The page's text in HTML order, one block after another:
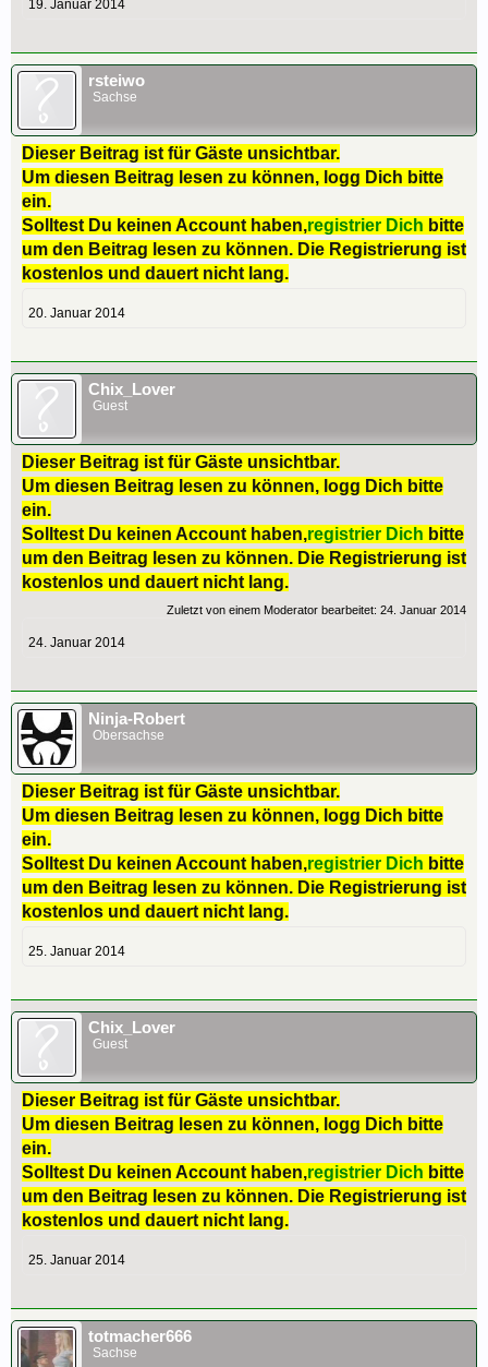
19. Januar 2014
rsteiwo
Sachse
Dieser Beitrag ist für Gäste unsichtbar.
Um diesen Beitrag lesen zu können, logg Dich bitte
ein.
Solltest Du keinen Account haben,registrier Dich bitte
um den Beitrag lesen zu können. Die Registrierung ist
kostenlos und dauert nicht lang.
20. Januar 2014
Chix_Lover
Guest
Dieser Beitrag ist für Gäste unsichtbar.
Um diesen Beitrag lesen zu können, logg Dich bitte
ein.
Solltest Du keinen Account haben,registrier Dich bitte
um den Beitrag lesen zu können. Die Registrierung ist
kostenlos und dauert nicht lang.
Zuletzt von einem Moderator bearbeitet: 24. Januar 2014
24. Januar 2014
Ninja-Robert
Obersachse
Dieser Beitrag ist für Gäste unsichtbar.
Um diesen Beitrag lesen zu können, logg Dich bitte
ein.
Solltest Du keinen Account haben,registrier Dich bitte
um den Beitrag lesen zu können. Die Registrierung ist
kostenlos und dauert nicht lang.
25. Januar 2014
Chix_Lover
Guest
Dieser Beitrag ist für Gäste unsichtbar.
Um diesen Beitrag lesen zu können, logg Dich bitte
ein.
Solltest Du keinen Account haben,registrier Dich bitte
um den Beitrag lesen zu können. Die Registrierung ist
kostenlos und dauert nicht lang.
25. Januar 2014
totmacher666
Sachse